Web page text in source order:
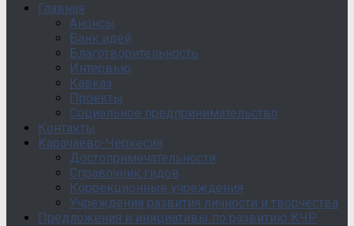
Главная
Анонсы
Банк идей
Благотворительность
Интервью
Кавказ
Проекты
Социальное предпринимательство
Контакты
Карачаево-Черкесия
Достопримечательности
Справочник гидов
Коррекционные учреждения
Учреждения развития личности и творчества
Предложения и инициативы по развитию КЧР